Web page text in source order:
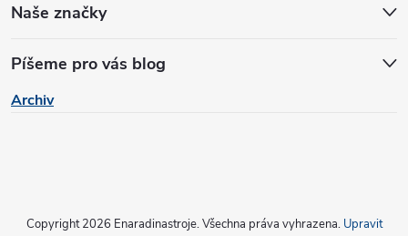
Naše značky
Píšeme pro vás blog
Archiv
Copyright 2026 Enaradinastroje. Všechna práva vyhrazena. Upravit